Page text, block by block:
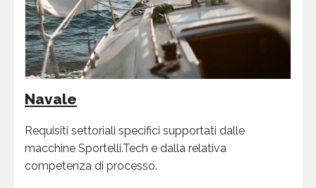
Navale
Requisiti settoriali specifici supportati dalle
macchine Sportelli.Tech e dalla relativa
competenza di processo.